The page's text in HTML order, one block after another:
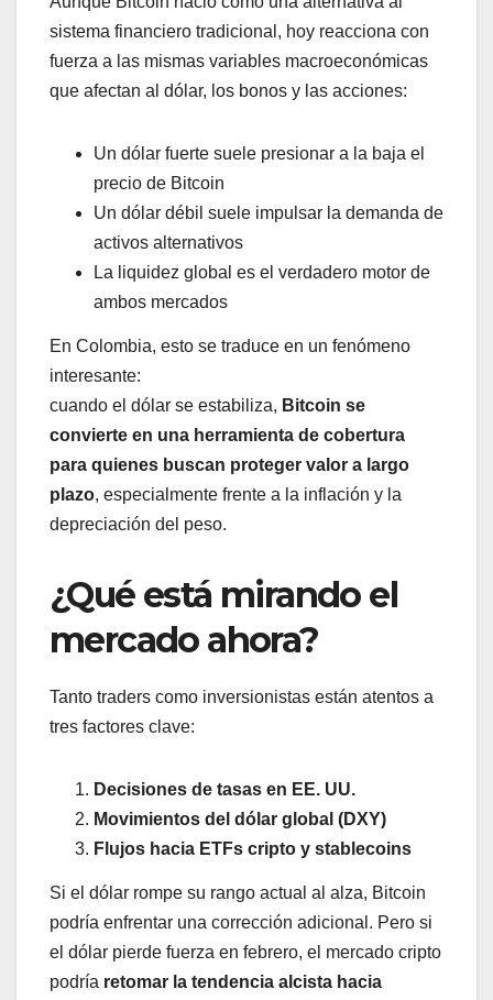
sistema financiero tradicional, hoy reacciona con
fuerza a las mismas variables macroeconómicas
que afectan al dólar, los bonos y las acciones:
Un dólar fuerte suele presionar a la baja el
precio de Bitcoin
Un dólar débil suele impulsar la demanda de
activos alternativos
La liquidez global es el verdadero motor de
ambos mercados
En Colombia, esto se traduce en un fenómeno
interesante:
cuando el dólar se estabiliza, Bitcoin se
convierte en una herramienta de cobertura
para quienes buscan proteger valor a largo
plazo, especialmente frente a la inflación y la
depreciación del peso.
¿Qué está mirando el
mercado ahora?
Tanto traders como inversionistas están atentos a
tres factores clave:
Decisiones de tasas en EE. UU.
Movimientos del dólar global (DXY)
Flujos hacia ETFs cripto y stablecoins
Si el dólar rompe su rango actual al alza, Bitcoin
podría enfrentar una corrección adicional. Pero si
el dólar pierde fuerza en febrero, el mercado cripto
podría retomar la tendencia alcista hacia